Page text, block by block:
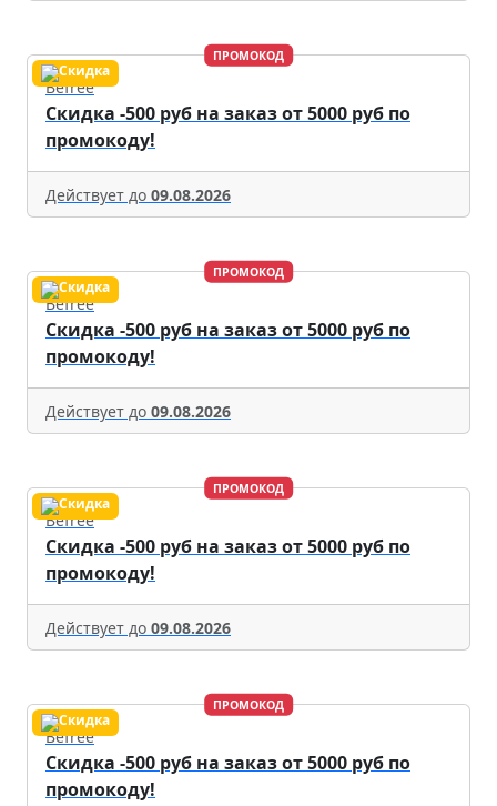
ПРОМОКОД
Befree
Скидка -500 руб на заказ от 5000 руб по
промокоду!
Действует до 09.08.2026
ПРОМОКОД
Befree
Скидка -500 руб на заказ от 5000 руб по
промокоду!
Действует до 09.08.2026
ПРОМОКОД
Befree
Скидка -500 руб на заказ от 5000 руб по
промокоду!
Действует до 09.08.2026
ПРОМОКОД
Befree
Скидка -500 руб на заказ от 5000 руб по
промокоду!